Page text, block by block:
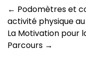
des
articles
← Podomètres et
activité physique
La Motivation pour
Parcours →